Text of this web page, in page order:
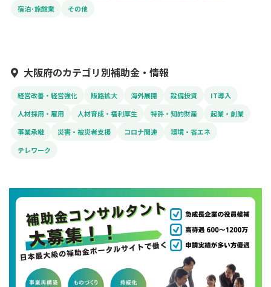
宿泊･旅館業
その他
大阪府のカテゴリ別補助金・情報
経営改善・経営強化 販路拡大 海外展開 設備投資
IT導入
人材採用・雇用
人材育成・福利厚生 特許・知的財産
起業・創業
事業承継
災害・被災者支援 コロナ関連
環境・省エネ
テレワーク